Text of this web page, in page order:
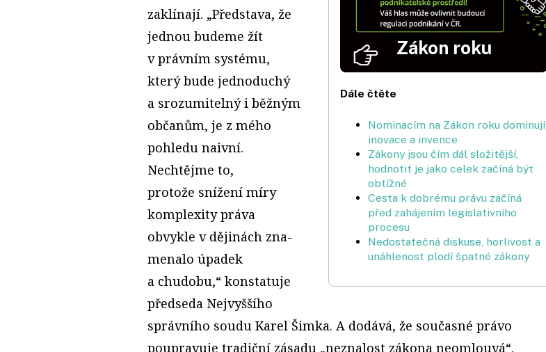
Zákon roku
Dále čtěte
Nominacím na Zákon roku dominují
inovace a invence
Zákony jsou čím dál složitější,
hodnotit je jako celek začíná být
obtížné
Cesta k dobrému právu začíná
před zahájením legislativního
procesu
Nedostatečná diskuse, horlivost a
unáhlenost plodí špatné zákony
zaklínají. „Představa, že
jednou budeme žít
v právním systému,
který bude jednoduchý
a srozumitelný i běžným
občanům, je z mého
pohledu naivní.
Nechtějme to,
protože snížení míry
komplexity práva
obvykle v dějinách zna­
menalo úpadek
a chudobu,“ konstatuje
předseda Nejvyššího
správního soudu Karel Šimka. A dodává, že současné právo
poupravuje tradiční zásadu „neznalost zákona neomlouvá“.